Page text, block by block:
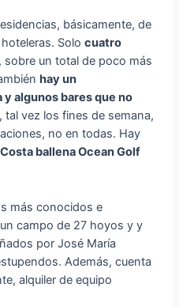
básicamente, de
hoteleras. Solocuatro
, sobre un total de poco más
hay un
algunos bares que no
, tal vez los fines de semana,
no en todas. Hay
Costa ballena Ocean Golf
más conocidos e
campo de 27 hoyos y y
por José María
Además, cuenta
alquiler de equipo